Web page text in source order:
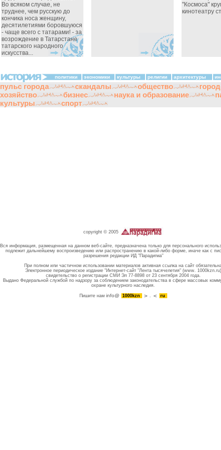
Во всяком случае, не
труднее, чем русскую до
кончика носа женщину,
десятилетиями боровшуюся
- чаще всего с татарами! - за
возрождение в Татарстане
татарского народного
искусства...
"Космоса"
кинотеатру
политики экономики культуры религии архитектуры
пульс города скандалы общество
хозяйство
бизнес наука и образование
культуры
спорт
copyright © 2005
Вся информация, размещенная на данном веб-сайте, предназначена только для персонального
подлежит дальнейшему воспроизведению или распространению в какой-либо форме, иначе как с
разрешения редакции ИД "Парадигма"
При полном или частичном использовании материалов активная ссылка на сайт
Электронное периодическое издание "Интернет-сайт "Лента тысячелетия" (www. 1000kzn.ru)
свидетельство о регистрации СМИ Эл 77-8898 от 23 сентября 2004 года.
Выдано Федеральной службой по надзору за соблюдением законодательства в сфере массовых
охране культурного наследия.
Пишите намinfo@ 1000kzn . ru